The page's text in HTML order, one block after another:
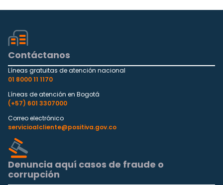
Contáctanos
Líneas gratuitas de atención nacional
01 8000 11 1170
Líneas de atención en Bogotá
(+57) 601 3307000
Correo electrónico
servicioalcliente@positiva.gov.co
Denuncia aquí casos de fraude o
corrupción